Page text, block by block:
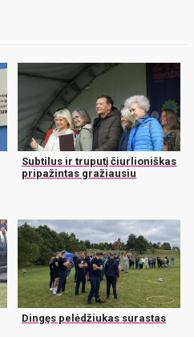
Subtilus ir truputį čiurlioniškas
pripažintas gražiausiu
Dingęs pelėdžiukas surastas